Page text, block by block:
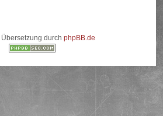
Übersetzung durch phpBB.de